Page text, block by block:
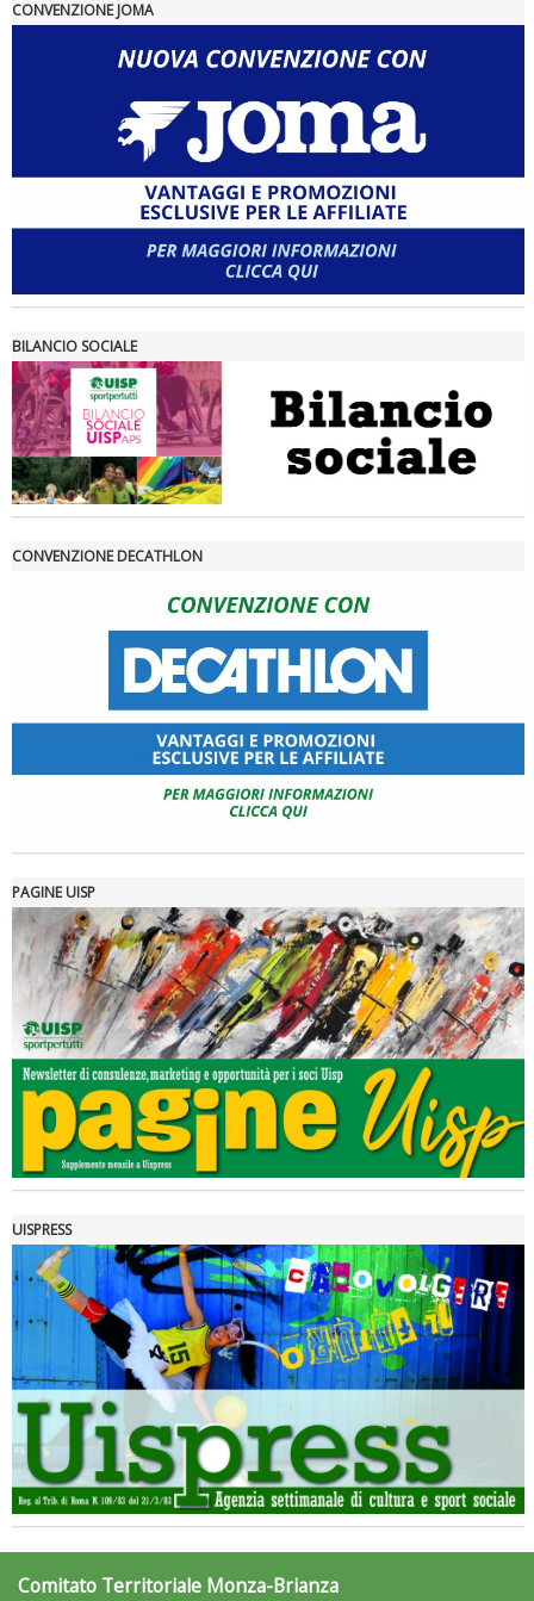
Roma
CONVENZIONE JOMA
BILANCIO SOCIALE
CONVENZIONE DECATHLON
PAGINE UISP
UISPRESS
Comitato Territoriale Monza-Brianza